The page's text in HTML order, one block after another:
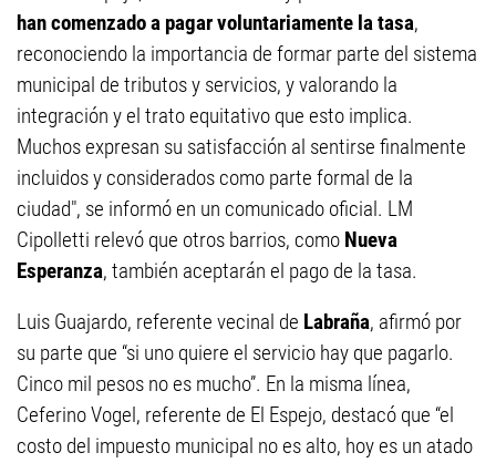
han comenzado a pagar voluntariamente la tasa,
reconociendo la importancia de formar parte del sistema
municipal de tributos y servicios, y valorando la
integración y el trato equitativo que esto implica.
Muchos expresan su satisfacción al sentirse finalmente
incluidos y considerados como parte formal de la
ciudad", se informó en un comunicado oficial. LM
Cipolletti relevó que otros barrios, como Nueva
Esperanza, también aceptarán el pago de la tasa.
Luis Guajardo, referente vecinal de Labraña, afirmó por
su parte que “si uno quiere el servicio hay que pagarlo.
Cinco mil pesos no es mucho”. En la misma línea,
Ceferino Vogel, referente de El Espejo, destacó que “el
costo del impuesto municipal no es alto, hoy es un atado